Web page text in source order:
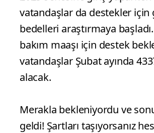
vatandaşlar da destekler için
bedelleri araştırmaya
bakım maaşı için destek
vatandaşlar Şubat ayında
alacak.
Merakla bekleniyordu ve
geldi! Şartları taşıyorsanız